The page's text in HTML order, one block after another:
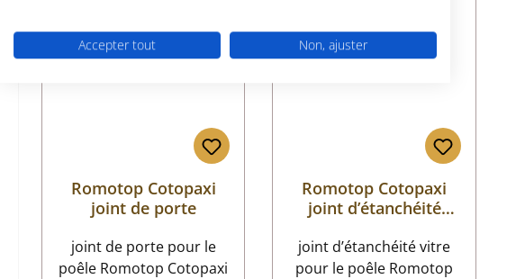
Romotop Cotopaxi
joint de porte
joint de porte pour le
poêle Romotop Cotopaxi
Romotop Cotopaxi
joint d’étanchéité
joint d’étanchéité vitre
pour le poêle Romotop
Accepter tout Non, ajuster